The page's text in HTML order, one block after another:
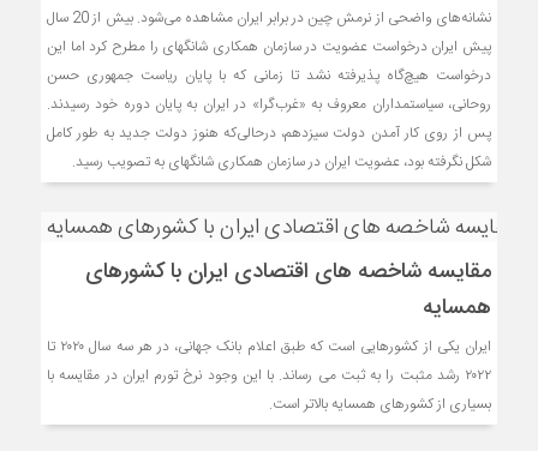
نشانه‌های واضحی از نرمش چین در برابر ایران مشاهده می‌شود. بیش از 20 سال
پیش ایران درخواست عضویت در سازمان همکاری شانگهای را مطرح کرد اما این
درخواست هیچ‌گاه پذیرفته نشد تا زمانی که با پایان ریاست جمهوری حسن
روحانی، سیاستمداران معروف به «غرب‌گرا» در ایران به پایان دوره خود رسیدند.
پس از روی کار آمدن دولت سیزدهم، درحالی‌که هنوز دولت جدید به طور کامل
شکل نگرفته بود، عضویت ایران در سازمان همکاری شانگهای به تصویب رسید.
مقایسه شاخصه های اقتصادی ایران با کشورهای
همسایه
ایران یکی از کشورهایی است که طبق اعلام بانک جهانی، در هر سه سال ۲۰۲۰ تا
۲۰۲۲ رشد مثبت را به ثبت می رساند. با این وجود نرخ تورم ایران در مقایسه با
بسیاری از کشورهای همسایه بالاتر است.